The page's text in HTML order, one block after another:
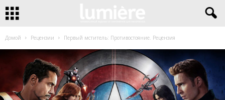
Домой Рецензии Первый мститель: Противостояние. Рецензия